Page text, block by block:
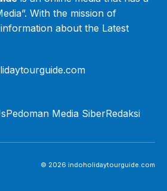
With the mission of
about the Latest
Pedoman Media SiberRedaksi
© 2026 indoholidaytourguide.com